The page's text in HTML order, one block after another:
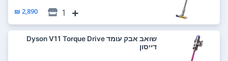
1
2,890 ₪
‏שואב אבק עומד Dyson V11 Torque Drive
דייסון